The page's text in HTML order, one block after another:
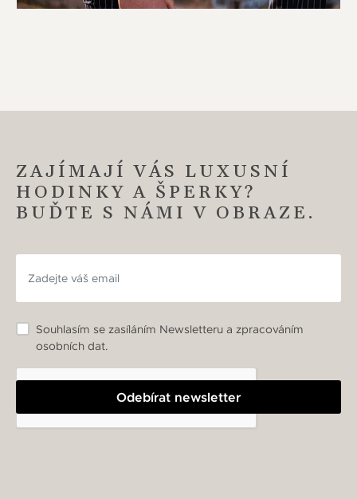
ZAJÍMAJÍ VÁS LUXUSNÍ
HODINKY A ŠPERKY?
BUĎTE S NÁMI V OBRAZE.
Odebírat newsletter
Souhlasím se zasíláním Newsletteru a zpracováním
osobních dat.